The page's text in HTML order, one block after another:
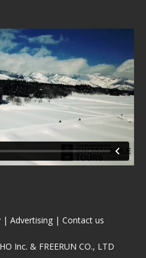
| Advertising | Contact us
Inc. & FREERUN CO., LTD